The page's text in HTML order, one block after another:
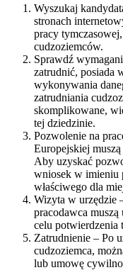
Wyszukaj
stronach
pracy
cudzoziemców.
Sprawdź
zatrudnić, posiada
wykonywania
zatrudniania
skomplikowane,
tej dziedzinie.
Pozwolenie na
Europejskiej
Aby uzyskać
wniosek w imieniu
właściwego dla
Wizyta w urzędzie
pracodawca
celu potwierdzenia
Zatrudnienie – Po
cudzoziemca,
lub umowę